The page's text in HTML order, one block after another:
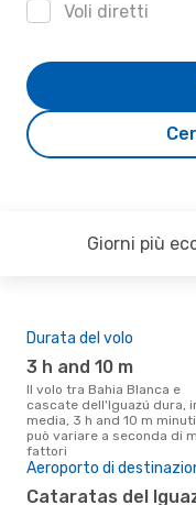
Voli diretti
Giorni più
Durata del volo
3 h and 10 m
Il volo tra Bahia Blanca e
cascate dell'Iguazú dura,
media, 3 h and 10 m
può variare a seconda di
fattori
Aeroporto di
Cataratas del Iguazú